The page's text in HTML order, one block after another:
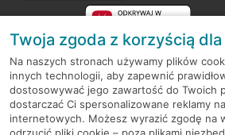
RODO
Regulamin serwisu
Twoja zgoda z korzyścią
Na naszych stronach używamy plików
innych technologii, aby zapewnić
dostosowywać jego zawartość do Twoich
dostarczać Ci spersonalizowane reklamy
internetowych. Możesz wyrazić zgodę na